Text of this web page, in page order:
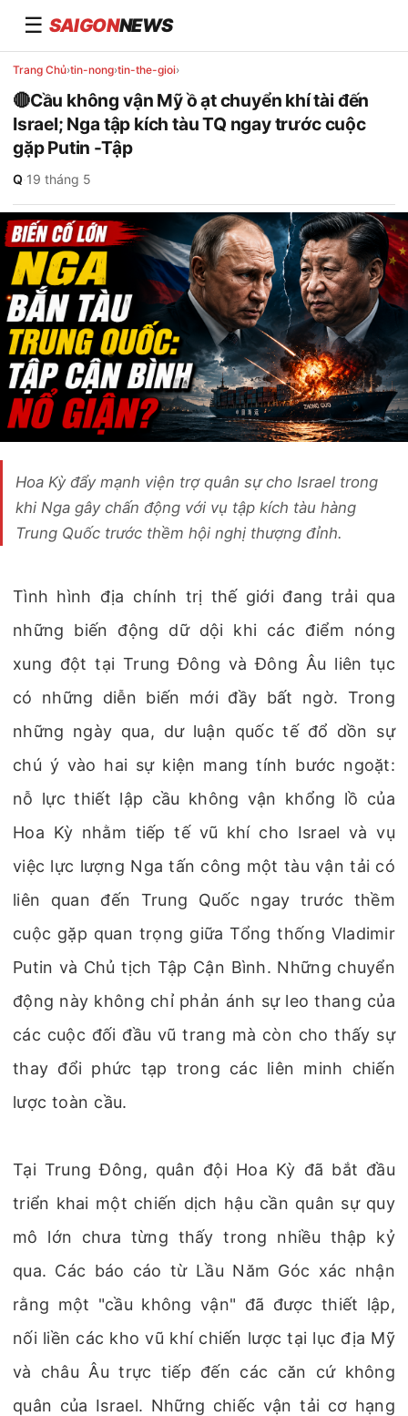
☰ SAIGONNEWS
Trang Chủ›tin-nong›tin-the-gioi›
🔴Cầu không vận Mỹ ồ ạt chuyển khí tài đến
Israel; Nga tập kích tàu TQ ngay trước cuộc
gặp Putin -Tập
Q·19 tháng 5
Hoa Kỳ đẩy mạnh viện trợ quân sự cho Israel trong
khi Nga gây chấn động với vụ tập kích tàu hàng
Trung Quốc trước thềm hội nghị thượng đỉnh.
Tình hình địa chính trị thế giới đang trải qua
những biến động dữ dội khi các điểm nóng
xung đột tại Trung Đông và Đông Âu liên tục
có những diễn biến mới đầy bất ngờ. Trong
những ngày qua, dư luận quốc tế đổ dồn sự
chú ý vào hai sự kiện mang tính bước ngoặt:
nỗ lực thiết lập cầu không vận khổng lồ của
Hoa Kỳ nhằm tiếp tế vũ khí cho Israel và vụ
việc lực lượng Nga tấn công một tàu vận tải có
liên quan đến Trung Quốc ngay trước thềm
cuộc gặp quan trọng giữa Tổng thống Vladimir
Putin và Chủ tịch Tập Cận Bình. Những chuyển
động này không chỉ phản ánh sự leo thang của
các cuộc đối đầu vũ trang mà còn cho thấy sự
thay đổi phức tạp trong các liên minh chiến
lược toàn cầu.
Tại Trung Đông, quân đội Hoa Kỳ đã bắt đầu
triển khai một chiến dịch hậu cần quân sự quy
mô lớn chưa từng thấy trong nhiều thập kỷ
qua. Các báo cáo từ Lầu Năm Góc xác nhận
rằng một "cầu không vận" đã được thiết lập,
nối liền các kho vũ khí chiến lược tại lục địa Mỹ
và châu Âu trực tiếp đến các căn cứ không
quân của Israel. Những chiếc vận tải cơ hạng